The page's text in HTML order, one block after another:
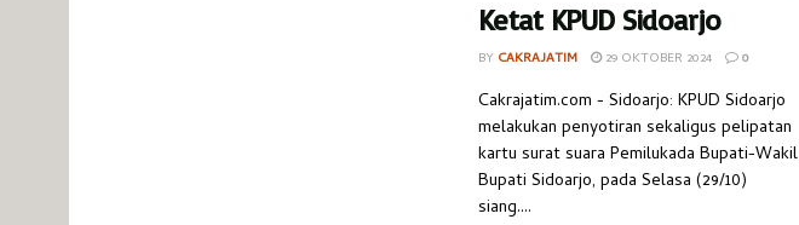
Ketat KPUD Sidoarjo
BY CAKRAJATIM 29 OKTOBER 2024 0
Cakrajatim.com - Sidoarjo: KPUD Sidoarjo
melakukan penyotiran sekaligus pelipatan
kartu surat suara Pemilukada Bupati-Wakil
Bupati Sidoarjo, pada Selasa (29/10)
siang....